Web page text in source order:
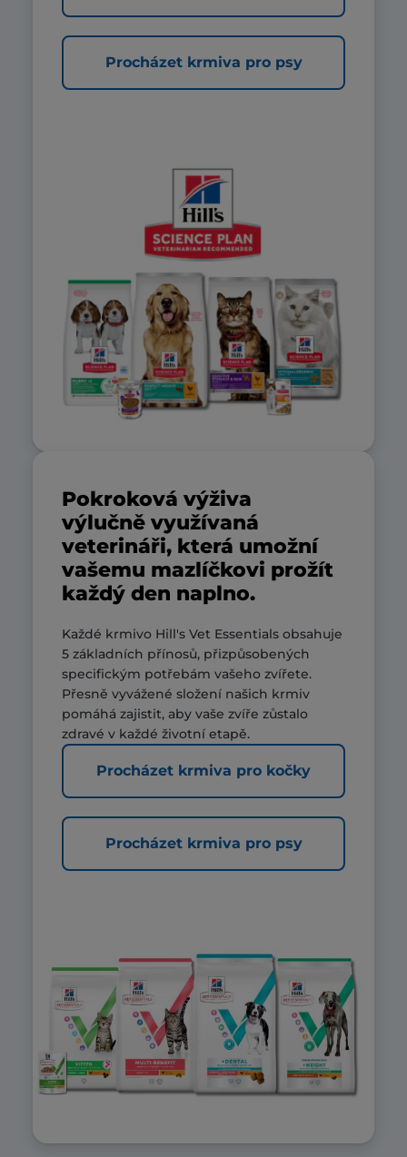
Procházet krmiva pro psy
Pokroková výživa
výlučně využívaná
veterináři, která umožní
vašemu mazlíčkovi prožít
každý den naplno.
Každé krmivo Hill's Vet Essentials obsahuje
5 základních přínosů, přizpůsobených
specifickým potřebám vašeho zvířete.
Přesně vyvážené složení našich krmiv
pomáhá zajistit, aby vaše zvíře zůstalo
zdravé v každé životní etapě.
Procházet krmiva pro kočky
Procházet krmiva pro psy